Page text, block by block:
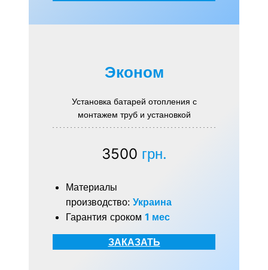
Эконом
Установка батарей отопления с
монтажем труб и установкой
3500 грн.
Материалы
производство: Украина
Гарантия сроком 1 мес
ЗАКАЗАТЬ